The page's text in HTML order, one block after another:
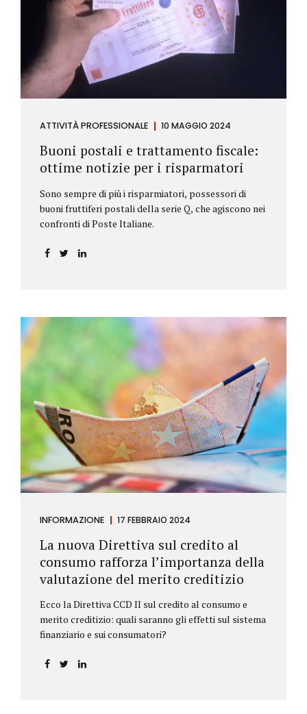
ATTIVITÀ PROFESSIONALE 10 MAGGIO 2024
Buoni postali e trattamento fiscale:
ottime notizie per i risparmatori
Sono sempre di più i risparmiatori, possessori di
buoni fruttiferi postali della serie Q, che agiscono nei
confronti di Poste Italiane.
INFORMAZIONE 17 FEBBRAIO 2024
La nuova Direttiva sul credito al
consumo rafforza l’importanza della
valutazione del merito creditizio
Ecco la Direttiva CCD II sul credito al consumo e
merito creditizio: quali saranno gli effetti sul sistema
finanziario e sui consumatori?